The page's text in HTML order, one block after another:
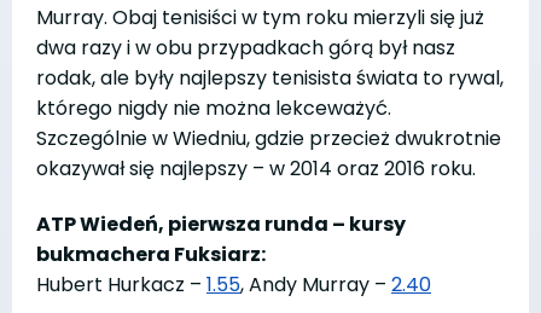
Murray. Obaj tenisiści w tym roku mierzyli się już
dwa razy i w obu przypadkach górą był nasz
rodak, ale były najlepszy tenisista świata to rywal,
którego nigdy nie można lekceważyć.
Szczególnie w Wiedniu, gdzie przecież dwukrotnie
okazywał się najlepszy – w 2014 oraz 2016 roku.
ATP Wiedeń, pierwsza runda – kursy
bukmachera Fuksiarz:
Hubert Hurkacz – 1.55, Andy Murray – 2.40